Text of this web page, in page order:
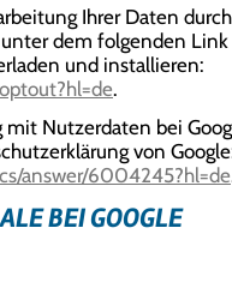
Ihrer Daten durch
dem folgenden Link
und installieren:
.
Nutzerdaten bei
von
answer/6004245?hl=de
BEI GOOGLE